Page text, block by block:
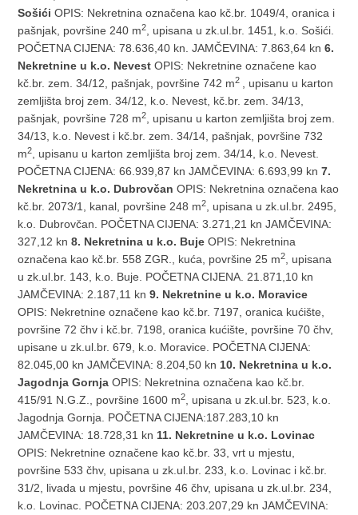
Sošići OPIS: Nekretnina označena kao kč.br. 1049/4, oranica i
pašnjak, površine 240 m2
, upisana u zk.ul.br. 1451, k.o. Sošići.
POČETNA CIJENA: 78.636,40 kn. JAMČEVINA: 7.863,64 kn6.
Nekretnine u k.o. Nevest OPIS: Nekretnine označene kao
kč.br. zem. 34/12, pašnjak, površine 742 m2
, upisanu u karton
zemljišta broj zem. 34/12, k.o. Nevest, kč.br. zem. 34/13,
pašnjak, površine 728 m2
, upisanu u karton zemljišta broj zem.
34/13, k.o. Nevest i kč.br. zem. 34/14, pašnjak, površine 732
m2
, upisanu u karton zemljišta broj zem. 34/14, k.o. Nevest.
POČETNA CIJENA: 66.939,87 kn JAMČEVINA: 6.693,99 kn7.
Nekretnina u k.o. Dubrovčan OPIS: Nekretnina označena kao
kč.br. 2073/1, kanal, površine 248 m2
, upisana u zk.ul.br. 2495,
k.o. Dubrovčan. POČETNA CIJENA: 3.271,21 kn JAMČEVINA:
327,12 kn8. Nekretnina u k.o. Buje OPIS: Nekretnina
označena kao kč.br. 558 ZGR., kuća, površine 25 m2
, upisana
u zk.ul.br. 143, k.o. Buje. POČETNA CIJENA. 21.871,10 kn
JAMČEVINA: 2.187,11 kn9. Nekretnine u k.o. Moravice
OPIS: Nekretnine označene kao kč.br. 7197, oranica kućište,
površine 72 čhv i kč.br. 7198, oranica kućište, površine 70 čhv,
upisane u zk.ul.br. 679, k.o. Moravice. POČETNA CIJENA:
82.045,00 kn JAMČEVINA: 8.204,50 kn 10. Nekretnina u k.o.
Jagodnja Gornja OPIS: Nekretnina označena kao kč.br.
415/91 N.G.Z., površine 1600 m2
, upisana u zk.ul.br. 523, k.o.
Jagodnja Gornja. POČETNA CIJENA:187.283,10 kn
JAMČEVINA: 18.728,31 kn 11. Nekretnine u k.o. Lovinac
OPIS: Nekretnine označene kao kč.br. 33, vrt u mjestu,
površine 533 čhv, upisana u zk.ul.br. 233, k.o. Lovinac i kč.br.
31/2, livada u mjestu, površine 46 čhv, upisana u zk.ul.br. 234,
k.o. Lovinac. POČETNA CIJENA: 203.207,29 kn JAMČEVINA: